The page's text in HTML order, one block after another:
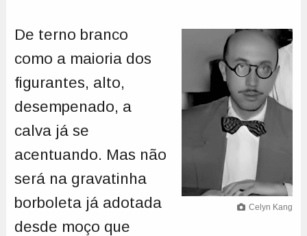
Celyn Kang
De terno branco
como a maioria dos
figurantes, alto,
desempenado, a
calva já se
acentuando. Mas não
será na gravatinha
borboleta já adotada
desde moço que